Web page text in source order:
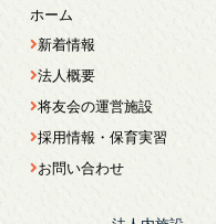
ホーム
新着情報
法人概要
将友会の運営施設
採用情報・保育実習
お問い合わせ